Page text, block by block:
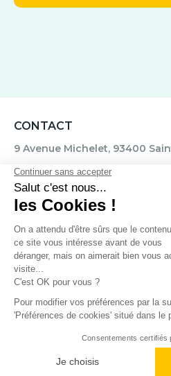
A1, B2, C1...
Je fais
CONTACT
9 Avenue Michelet, 93400
Nous appeler : 01 88 32 79 92
Nous contacter par mail
Blog
ÉCOLE DE LANGUES
Qui sommes-nous ?